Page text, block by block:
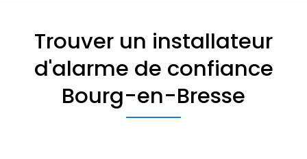
Trouver un installateur
d'alarme de confiance
Bourg-en-Bresse